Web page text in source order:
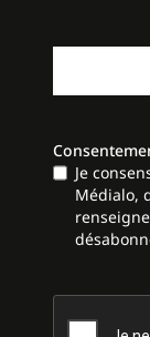
Je
Médialo,
CAPTCHA